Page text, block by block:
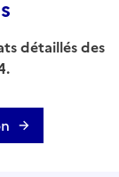
détaillés des